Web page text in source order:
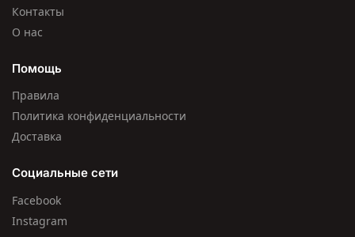
Контакты
О нас
Помощь
Правила
Политика конфиденциальности
Доставка
Социальные сети
Facebook
Instagram